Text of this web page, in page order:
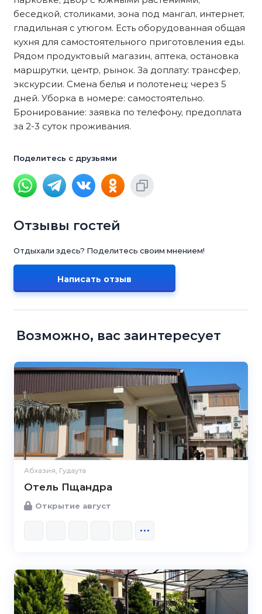
беседкой, столиками, зона под мангал, интернет,
гладильная с утюгом. Есть оборудованная общая
кухня для самостоятельного приготовления еды.
Рядом продуктовый магазин, аптека, остановка
маршрутки, центр, рынок. За доплату: трансфер,
экскурсии. Смена белья и полотенец: через 5
дней. Уборка в номере: самостоятельно.
Бронирование: заявка по телефону, предоплата
за 2-3 суток проживания.
Поделитесь с друзьями
Отзывы гостей
Отдыхали здесь? Поделитесь своим мнением!
Написать отзыв
Возможно, вас заинтересует
Абхазия, Гудаута
Отель Пщандра
Открытие август